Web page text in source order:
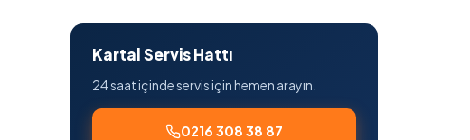
Kartal Servis Hattı
24 saat içinde servis için hemen arayın.
0216 308 38 87